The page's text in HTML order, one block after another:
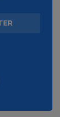
fenêtre)
(nouvelle